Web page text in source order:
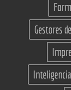
Gestores